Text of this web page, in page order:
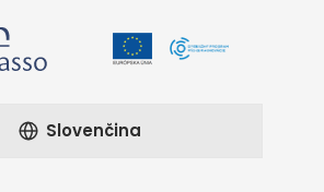
Slovenčina